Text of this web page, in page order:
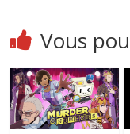
Vous